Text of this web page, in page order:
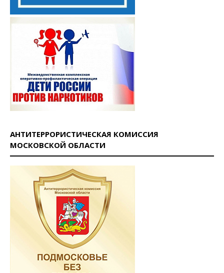
АНТИТЕРРОРИСТИЧЕСКАЯ КОМИССИЯ
МОСКОВСКОЙ ОБЛАСТИ